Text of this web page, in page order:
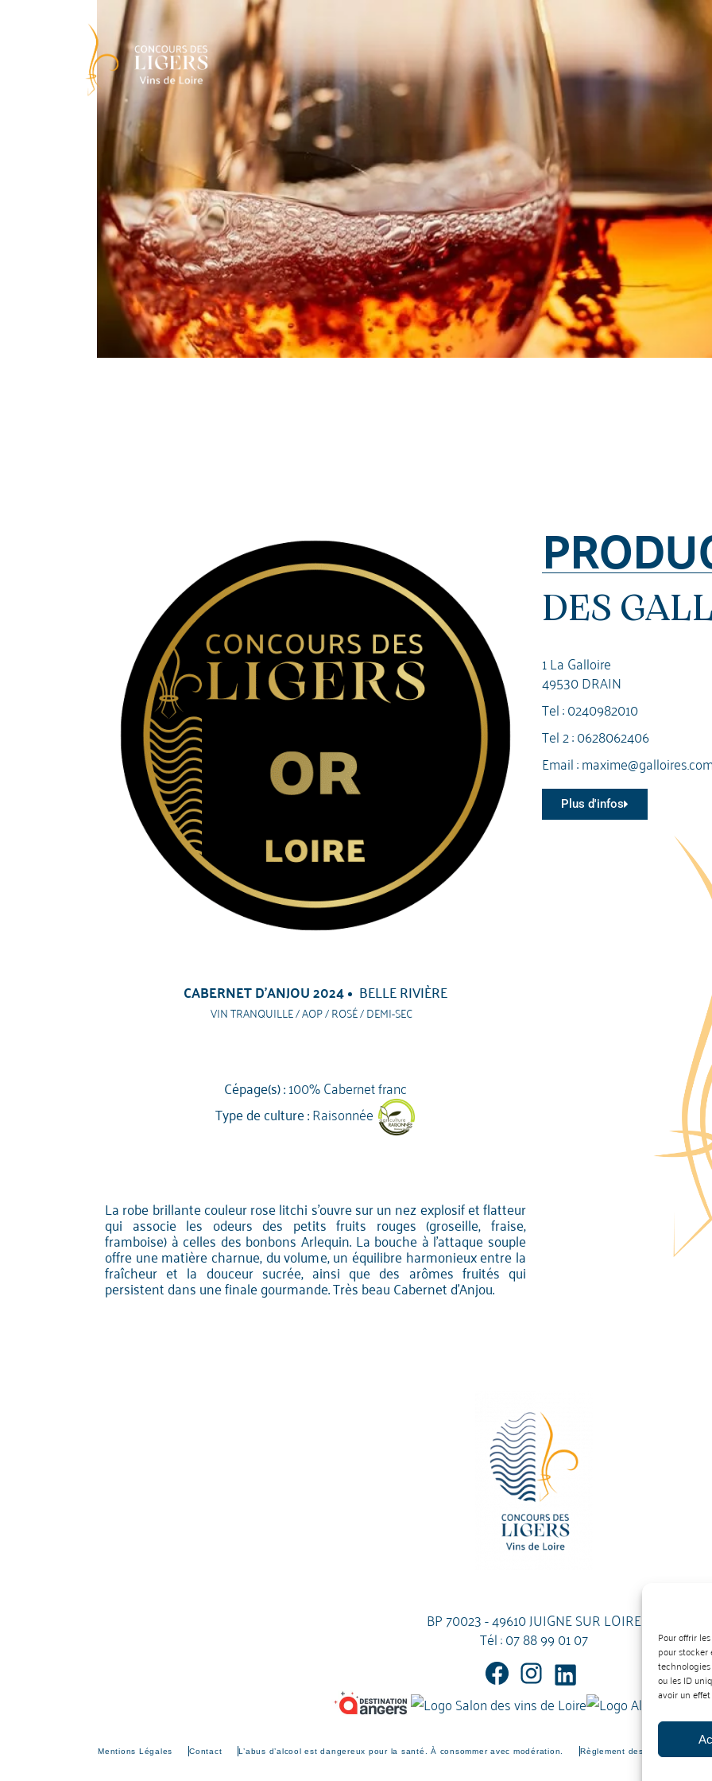
Pour offrir
pour
ou les ID
avoir un
CABERNET D'ANJOU 2024 BELLE RIVIÈRE
VIN TRANQUILLE / AOP / ROSÉ / DEMI-SEC
Cépage(s) :100% Cabernet franc
Type de culture :Raisonnée
La robe brillante couleur rose litchi s'ouvre sur un nez explosif et flatteur
qui associe les odeurs des petits fruits rouges (groseille, fraise,
framboise) à celles des bonbons Arlequin. La bouche à l'attaque souple
offre une matière charnue, du volume, un équilibre harmonieux entre la
fraîcheur et la douceur sucrée, ainsi que des arômes fruités qui
persistent dans une finale gourmande. Très beau Cabernet d'Anjou.
DES
1 La Galloire
49530 DRAIN
Tel :0240982010
Tel 2 :0628062406
Email :
Plus d'infos
BP 70023 - 49610 JUIGNE SUR LOIRE
Tél :07 88 99 01 07
Mentions Légales Contact L’abus d’alcool est dangereux pour la santé. À consommer avec modération. Règlement des vins